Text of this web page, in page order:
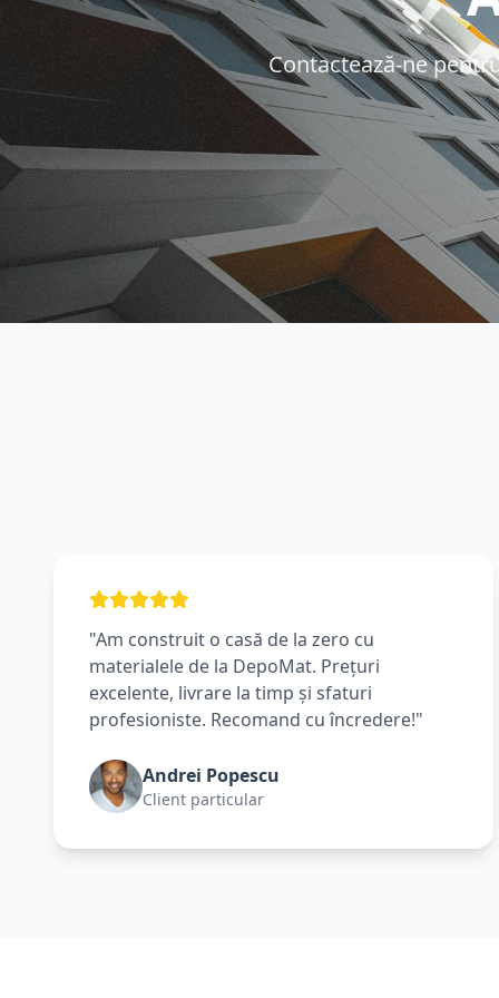
Contactează-ne
"Am construit o casă de la zero cu
materialele de la DepoMat. Prețuri
excelente, livrare la timp și sfaturi
profesioniste. Recomand cu încredere!"
Andrei Popescu
Client particular